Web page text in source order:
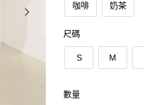
咖啡 奶茶
尺碼
S M
數量